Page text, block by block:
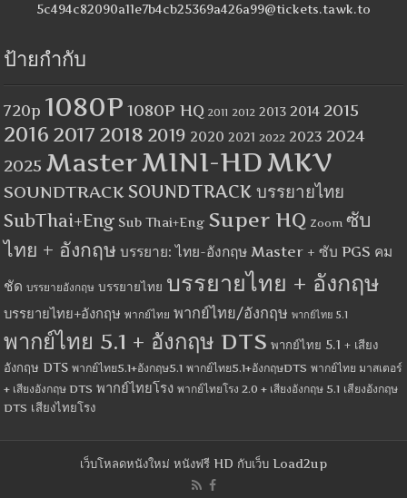
5c494c82090a11e7b4cb25369a426a99@tickets.tawk.to
ป้ายกำกับ
720p 1080P 1080P HQ 2011 2012 2013 2014 2015
2016 2017 2018 2019 2020 2021 2022 2023 2024
2025 MasterMINI-HDMKV
SOUNDTRACK SOUNDTRACK บรรยายไทย
SubThai+Eng Sub Thai+Eng Super HQ Zoom ซับ
ไทย + อังกฤษ บรรยาย: ไทย-อังกฤษ Master + ซับ PGS คม
ชัด บรรยายอังกฤษ บรรยายไทย บรรยายไทย + อังกฤษ
บรรยายไทย+อังกฤษ พากย์ไทย พากย์ไทย/อังกฤษ พากย์ไทย 5.1
พากย์ไทย 5.1 + อังกฤษ DTS พากย์ไทย 5.1 + เสียง
อังกฤษ DTS พากย์ไทย5.1+อังกฤษ5.1 พากย์ไทย5.1+อังกฤษDTS พากย์ไทย มาสเตอร์
+ เสียงอังกฤษ DTS พากย์ไทยโรง พากย์ไทยโรง 2.0 + เสียงอังกฤษ 5.1 เสียงอังกฤษ
DTS เสียงไทยโรง
เว็บโหลดหนังใหม่ หนังฟรี HD กับเว็บ Load2up